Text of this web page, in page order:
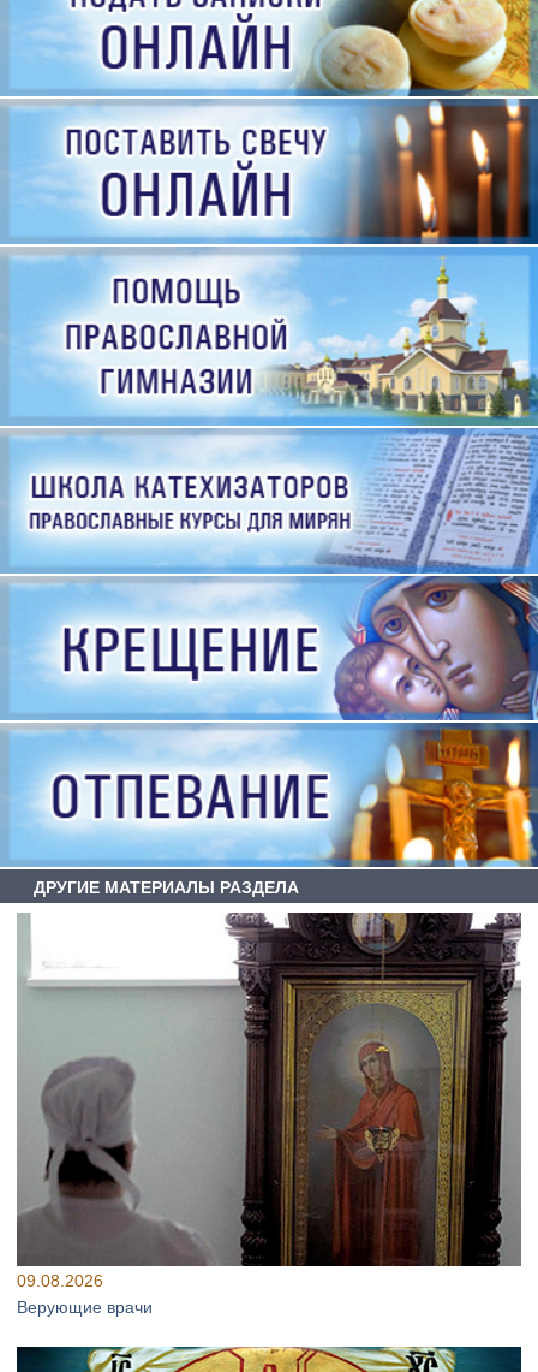
ДРУГИЕ МАТЕРИАЛЫ РАЗДЕЛА
09.08.2026
Верующие врачи